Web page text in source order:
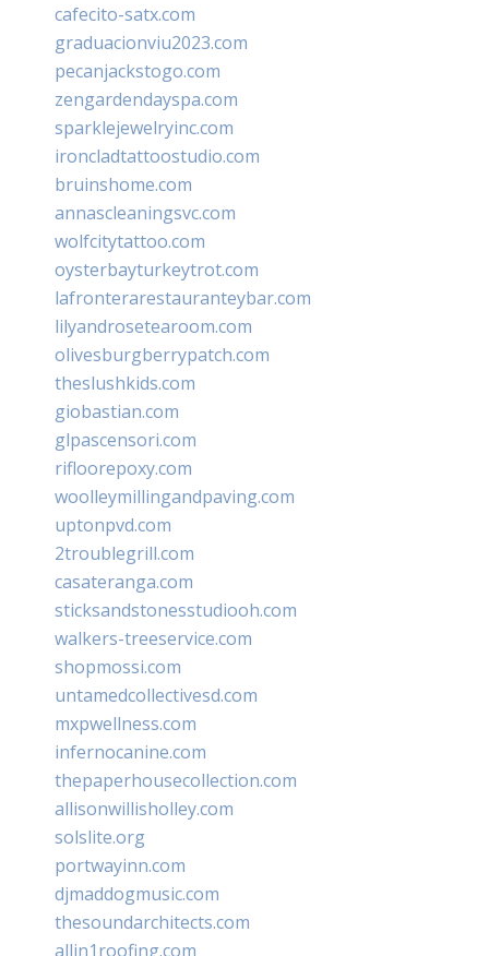
cafecito-satx.com
graduacionviu2023.com
pecanjackstogo.com
zengardendayspa.com
sparklejewelryinc.com
ironcladtattoostudio.com
bruinshome.com
annascleaningsvc.com
wolfcitytattoo.com
oysterbayturkeytrot.com
lafronterarestauranteybar.com
lilyandrosetearoom.com
olivesburgberrypatch.com
theslushkids.com
giobastian.com
glpascensori.com
rifloorepoxy.com
woolleymillingandpaving.com
uptonpvd.com
2troublegrill.com
casateranga.com
sticksandstonesstudiooh.com
walkers-treeservice.com
shopmossi.com
untamedcollectivesd.com
mxpwellness.com
infernocanine.com
thepaperhousecollection.com
allisonwillisholley.com
solslite.org
portwayinn.com
djmaddogmusic.com
thesoundarchitects.com
allin1roofing.com